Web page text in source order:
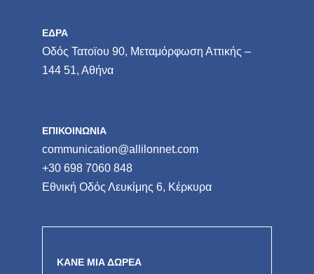
ΕΔΡΑ
Οδός Τατοϊου 90, Μεταμόρφωση Αττικής –
144 51, Αθήνα
ΕΠΙΚΟΙΝΩΝΙΑ
communication@allilonnet.com
+30 698 7060 848
Εθνική Οδός Λευκίμης 6, Κέρκυρα
ΚΑΝΕ ΜΙΑ ΔΩΡΕΑ